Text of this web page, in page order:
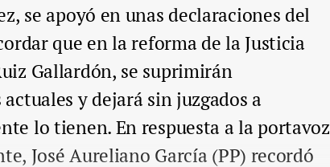
se apoyó en unas declaraciones del
que en la reforma de la Justicia
Gallardón, se suprimirán
y dejará sin juzgados a
lo tienen. En respuesta a la portavoz
José Aureliano García (PP) recordó